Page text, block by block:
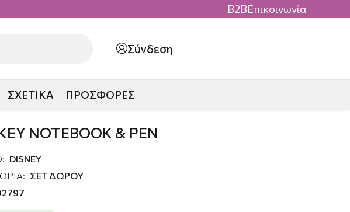
B2BΕπικοινωνία
Σύνδεση
ΣΧΕΤΙΚΑ ΠΡΟΣΦΟΡΕΣ
NOTEBOOK & PEN
DISNEY
ΣΕΤ ΔΩΡΟΥ